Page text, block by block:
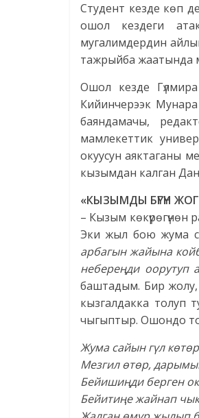
Студент кезде көп
ошол кездеги
мугалимдердин
тажрыйба жаатында
Ошол кезде
Кийинчерээк
баяндамачы,
мамлекеттик
окуусун аяктаганы
кызымдан калган
«КЫЗЫМДЫ БҮГҮН
– Кызым
Эки жыл бою жума
арбагын жайына
небереңди оорутуп
баштадым. Бир жолу,
кызгалдакка толуп
чыгыптыр. Ошондо
Жума сайын гүл
Мезгил өтөр,
Бейишиңди берген
Бейитиңе жайнап